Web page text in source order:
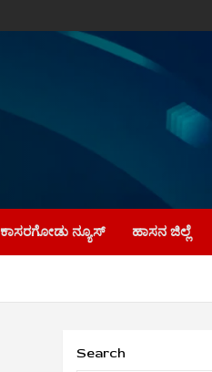
ಕಾಸರಗೋಡು ನ್ಯೂಸ್ ಹಾಸನ ಜಿಲ್ಲೆ
Search